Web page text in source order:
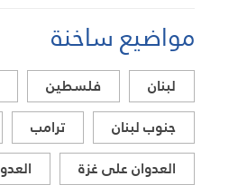
مواضيع ساخنة
لبنان فلسطين
جنوب لبنان
ترامب
العدوان على غزة